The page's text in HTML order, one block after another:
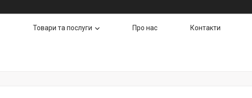
Товари та послуги Про нас Контакти